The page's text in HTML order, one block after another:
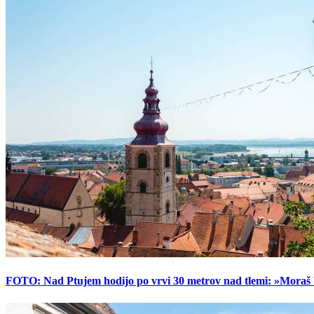
FOTO: Nad Ptujem hodijo po vrvi 30 metrov nad tlemi: »Moraš